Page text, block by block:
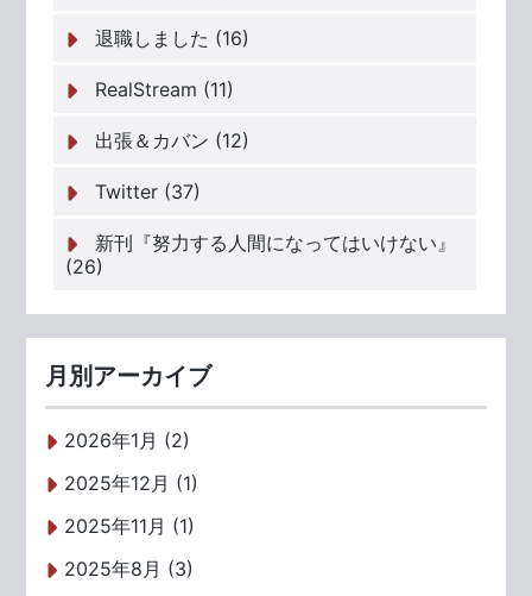
退職しました (16)
RealStream (11)
出張＆カバン (12)
Twitter (37)
新刊『努力する人間になってはいけない』
(26)
月別アーカイブ
2026年1月 (2)
2025年12月 (1)
2025年11月 (1)
2025年8月 (3)